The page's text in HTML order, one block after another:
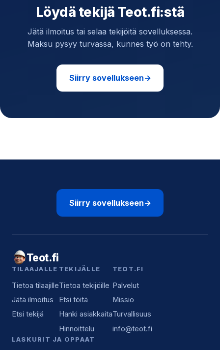
Löydä tekijä Teot.fi:stä
Jätä ilmoitus tai selaa tekijöitä sovelluksessa.
Maksu pysyy turvassa, kunnes työ on tehty.
Siirry sovellukseen→
Siirry sovellukseen→
Teot.fi
TILAAJALLE
Tietoa tilaajille
Jätä ilmoitus
Etsi tekijä
TEKIJÄLLE
Tietoa tekijöille
Etsi töitä
Hanki asiakkaita
Hinnoittelu
TEOT.FI
Palvelut
Missio
Turvallisuus
info@teot.fi
LASKURIT JA OPPAAT